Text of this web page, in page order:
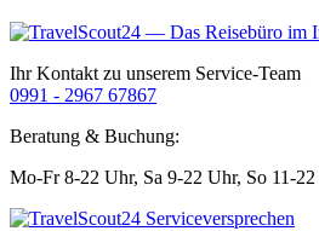
Ihr Kontakt zu unserem Service-Team
0991 - 2967 67867
Beratung & Buchung:
Mo-Fr 8-22 Uhr, Sa 9-22 Uhr, So 11-